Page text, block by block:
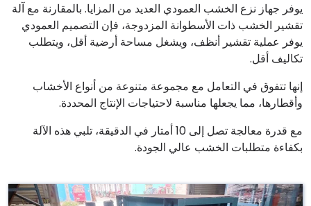
يوفر جهاز نزع الخشب العمودي العديد من المزايا. بالمقارنة مع آلة
تقشير الخشب ذات الأسطوانة المزدوجة، فإن التصميم العمودي
يوفر عملية تقشير أنظف، ويشغل مساحة أرضية أقل، ويتطلب
تكاليف أقل.
إنها تتفوق في التعامل مع مجموعة متنوعة من أنواع الأخشاب
وأقطارها، مما يجعلها مناسبة لاحتياجات الإنتاج المحددة.
مع قدرة معالجة تصل إلى 10 أمتار في الدقيقة، تلبي هذه الآلة
بكفاءة متطلبات الخشب عالي الجودة.